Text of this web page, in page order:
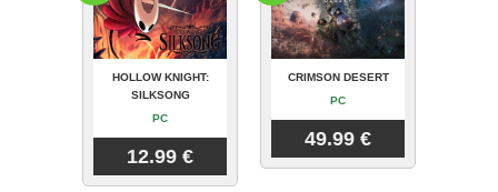
HOLLOW KNIGHT:
SILKSONG
PC
12.99 €
CRIMSON DESERT
PC
49.99 €